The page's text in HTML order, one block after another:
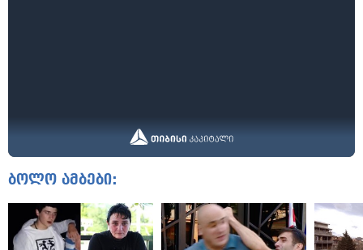
ბოლო ამბები: